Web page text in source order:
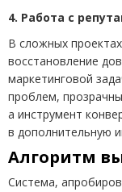
4. Работа с
В сложных проектах
восстановление
маркетинговой
проблем,
а инструмент
в дополнительную
Алгоритм
Система,